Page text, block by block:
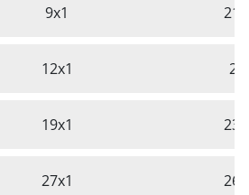
9x1
12x1 22
19x1
27x1